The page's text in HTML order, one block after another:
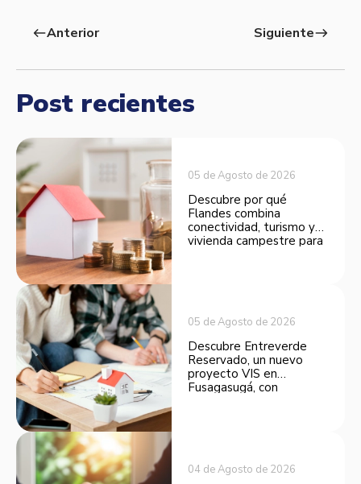
westAnterior Siguienteeast
Post recientes
05 de Agosto de 2026
Descubre por qué
Flandes combina
conectividad, turismo y
vivienda campestre para
05 de Agosto de 2026
Descubre Entreverde
Reservado, un nuevo
proyecto VIS en
Fusagasugá, con
04 de Agosto de 2026